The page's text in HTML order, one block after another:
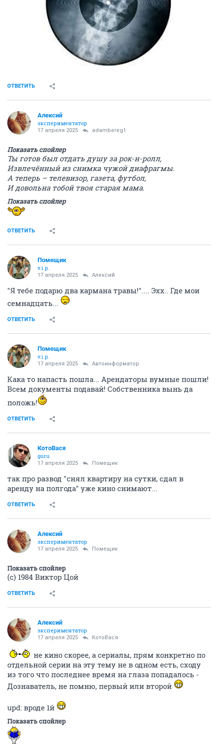
ОТВЕТИТЬ
Алексий
экспериментатор
17 апреля 2025 adambereg1
Показать спойлер
Ты готов был отдать душу за рок-н-ролл,
Извлечённый из снимка чужой диафрагмы.
А теперь – телевизор, газета, футбол,
И довольна тобой твоя старая мама.
Показать спойлер
ОТВЕТИТЬ
Помещик
v.i.p.
17 апреля 2025 Алексий
"Я тебе подарю два кармана травы!".... Эхх.. Где мои
семнадцать...
ОТВЕТИТЬ
Помещик
v.i.p.
17 апреля 2025 Автоинформатор
Кака то напасть пошла... Арендаторы вумные пошли!
Всем документы подавай! Собственника вынь да
положь!
ОТВЕТИТЬ
КотоВася
guru
17 апреля 2025 Помещик
так про развод "снял квартиру на сутки, сдал в
аренду на полгода" уже кино снимают...
ОТВЕТИТЬ
Алексий
экспериментатор
17 апреля 2025 Помещик
Показать спойлер
(с) 1984 Виктор Цой
ОТВЕТИТЬ
Алексий
экспериментатор
17 апреля 2025 КотоВася
не кино скорее, а сериалы, прям конкретно по
отдельной серии на эту тему не в одном есть, сходу
из того что последнее время на глаза попадалось -
Дознаватель, не помню, первый или второй
upd: вроде 1й
Показать спойлер